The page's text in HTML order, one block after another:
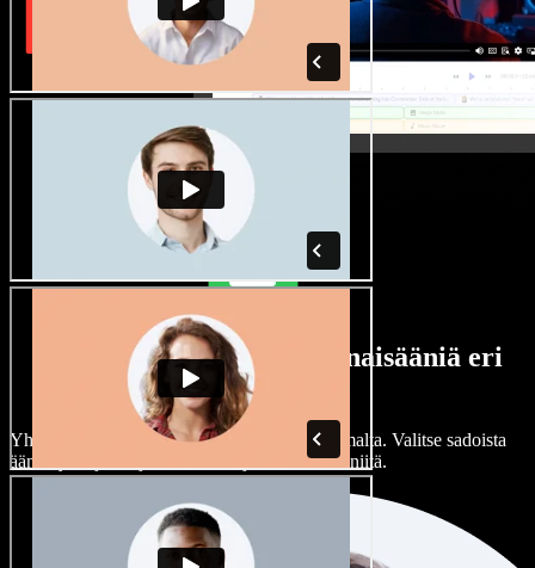
Laaja valikoima mies- ja naisääniä eri
aksenteilla
Yhdenkään projektin ei tarvitse kuulostaa samalta. Valitse sadoista
ääninäyttelijöistä ja aksenteista ja hienosäädä niitä.